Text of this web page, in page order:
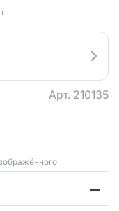
Арт. 210135